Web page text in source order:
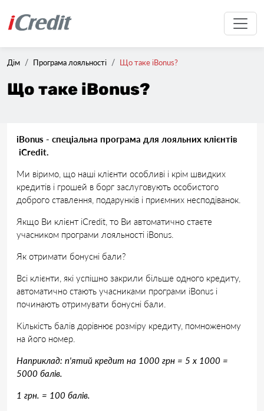
Дім Програма лояльності Що таке iBonus?
Що таке iBonus?
iBonus - спеціальна програма для лояльних клієнтів
iCredit.
Ми віримо, що наші клієнти особливі і крім швидких
кредитів і грошей в борг заслуговують особистого
доброго ставлення, подарунків і приємних несподіванок.
Якщо Ви клієнт iCredit, то Ви автоматично стаєте
учасником програми лояльності iBonus.
Як отримати бонусні бали?
Всі клієнти, які успішно закрили більше одного кредиту,
автоматично стають учасниками програми iBonus і
починають отримувати бонусні бали.
Кількість балів дорівнює розміру кредиту, помноженому
на його номер.
Наприклад: п'ятий кредит на 1000 грн = 5 x 1000 =
5000 балів.
1 грн. = 100 балів.